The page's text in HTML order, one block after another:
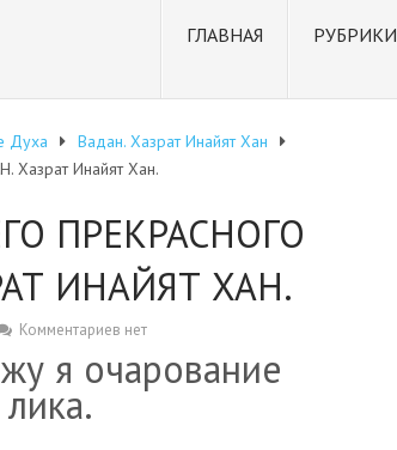
ГЛАВНАЯ РУБРИКИ
Духа
Вадан. Хазрат Инайят Хан
Хазрат Инайят Хан.
ПРЕКРАСНОГО
ИНАЙЯТ ХАН.
Комментариев нет
я очарование